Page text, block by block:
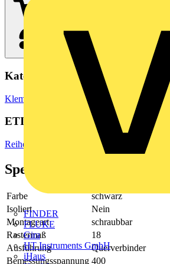
FINDER
FLUKE
Gira
HT Instruments GmbH
iHaus
Kategorien
Klemmen, Steckverbinder &
ETIM Group
Reihenklemmen
Spezifikationen
Farbe
schwarz
Isoliert
Nein
Montageart
schraubbar
Rastermaß
18
Ausführung
Querverbinder
Bemessungsspannung 400